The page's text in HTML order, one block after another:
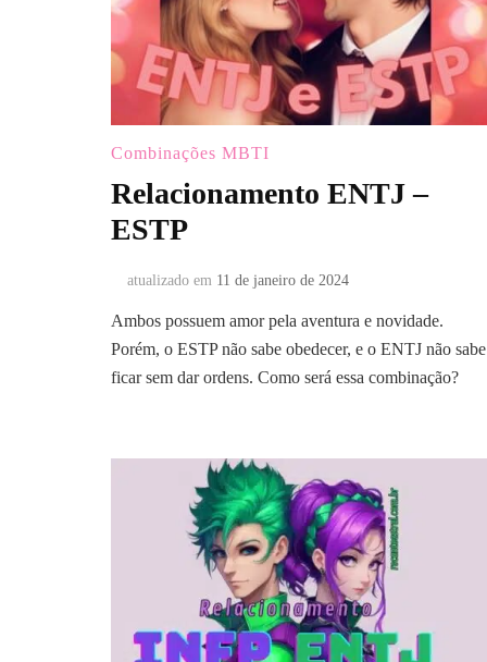
Combinações MBTI
Relacionamento ENTJ –
ESTP
atualizado em 11 de janeiro de 2024
Ambos possuem amor pela aventura e novidade.
Porém, o ESTP não sabe obedecer, e o ENTJ não sabe
ficar sem dar ordens. Como será essa combinação?